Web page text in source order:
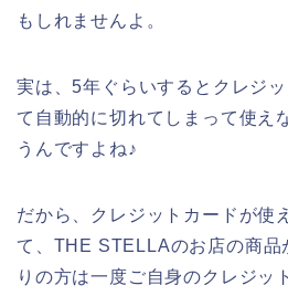
もしれませんよ。
実は、5年ぐらいするとクレジ
て自動的に切れてしまって使え
うんですよね♪
だから、クレジットカードが使
て、THE STELLAのお店の商品
りの方は一度ご自身のクレジッ